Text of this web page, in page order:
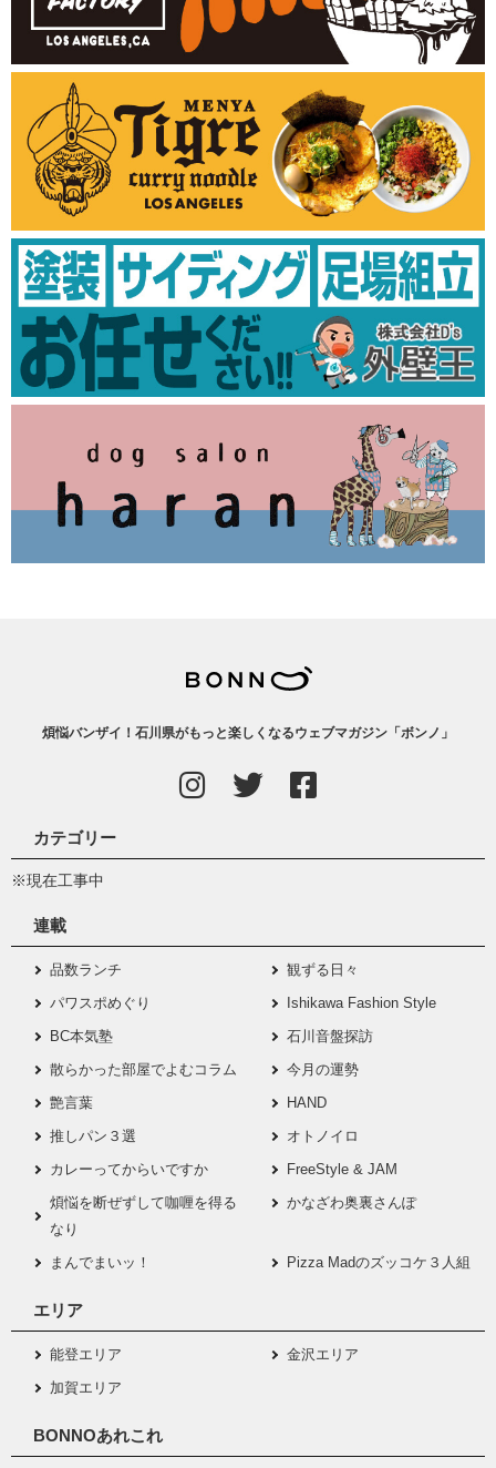
煩悩バンザイ！石川県がもっと楽しくなるウェブマガジン「ボンノ」
カテゴリー
※現在工事中
連載
品数ランチ
観ずる日々
パワスポめぐり
Ishikawa Fashion Style
BC本気塾
石川音盤探訪
散らかった部屋でよむコラム
今月の運勢
艶言葉
HAND
推しパン３選
オトノイロ
カレーってからいですか
FreeStyle & JAM
煩悩を断ぜずして咖喱を得る
なり
かなざわ奥裏さんぽ
まんでまいッ！ Pizza Madのズッコケ３人組
エリア
能登エリア
金沢エリア
加賀エリア
BONNOあれこれ